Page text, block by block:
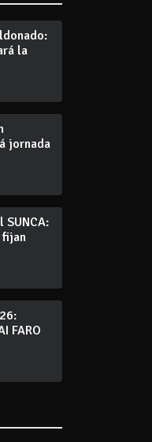
la
jornada
fijan
FARO